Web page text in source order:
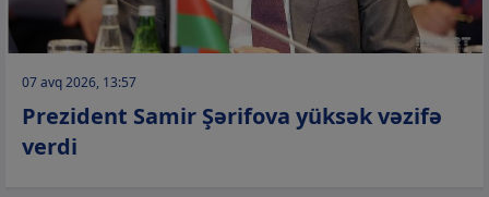
07 avq 2026, 13:57
Prezident Samir Şərifova yüksək vəzifə
verdi